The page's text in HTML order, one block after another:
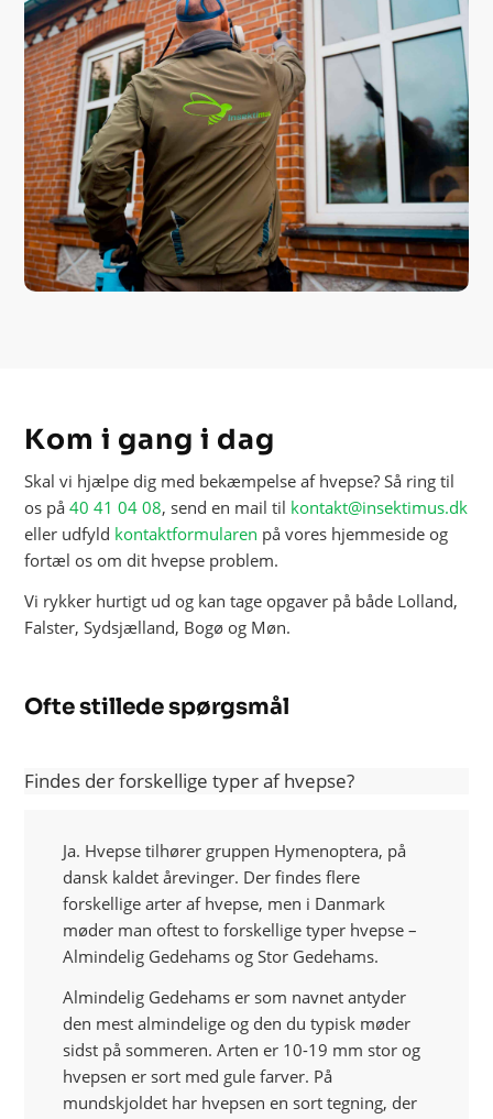
Kom i gang i dag
Skal vi hjælpe dig med bekæmpelse af hvepse? Så ring til
os på40 41 04 08, send en mail til kontakt@insektimus.dk
eller udfyld kontaktformularen på vores hjemmeside og
fortæl os om dit hvepse problem.
Vi rykker hurtigt ud og kan tage opgaver på både Lolland,
Falster, Sydsjælland, Bogø og Møn.
Ofte stillede spørgsmål
Findes der forskellige typer af hvepse?
Ja. Hvepse tilhører gruppen Hymenoptera, på
dansk kaldet årevinger. Der findes flere
forskellige arter af hvepse, men i Danmark
møder man oftest to forskellige typer hvepse –
Almindelig Gedehams og Stor Gedehams.
Almindelig Gedehams er som navnet antyder
den mest almindelige og den du typisk møder
sidst på sommeren. Arten er 10-19 mm stor og
hvepsen er sort med gule farver. På
mundskjoldet har hvepsen en sort tegning, der